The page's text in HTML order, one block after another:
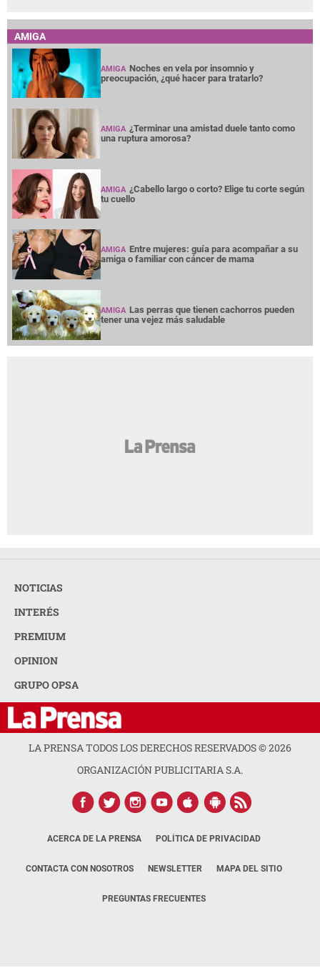
AMIGA
AMIGA Noches en vela por insomnio y
preocupación, ¿qué hacer para tratarlo?
AMIGA ¿Terminar una amistad duele tanto como
una ruptura amorosa?
AMIGA ¿Cabello largo o corto? Elige tu corte según
tu cuello
AMIGA Entre mujeres: guía para acompañar a su
amiga o familiar con cáncer de mama
AMIGA Las perras que tienen cachorros pueden
tener una vejez más saludable
NOTICIAS
INTERÉS
PREMIUM
OPINION
GRUPO OPSA
LA PRENSA TODOS LOS DERECHOS RESERVADOS ©2026
ORGANIZACIÓN PUBLICITARIA S.A.
ACERCA DE LA PRENSA POLÍTICA DE PRIVACIDAD
CONTACTA CON NOSOTROS NEWSLETTER MAPA DEL SITIO
PREGUNTAS FRECUENTES